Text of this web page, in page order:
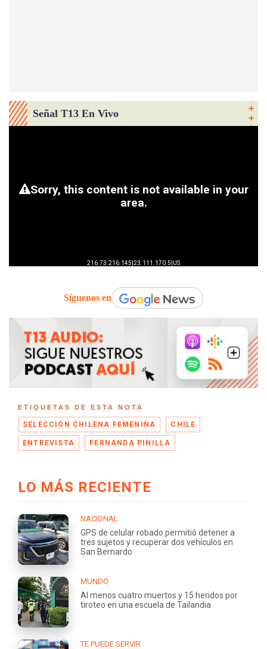
Señal T13 En Vivo
Síguenos en
ETIQUETAS DE ESTA NOTA
SELECCIÓN CHILENA FEMENINA CHILE
ENTREVISTA FERNANDA PINILLA
LO MÁS RECIENTE
NACIONAL
GPS de celular robado permitió detener a
tres sujetos y recuperar dos vehículos en
San Bernardo
MUNDO
Al menos cuatro muertos y 15 heridos por
tiroteo en una escuela de Tailandia
TE PUEDE SERVIR